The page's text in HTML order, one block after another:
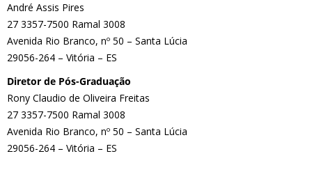
André Assis Pires
27 3357-7500 Ramal 3008
Avenida Rio Branco, nº 50 – Santa Lúcia
29056-264 – Vitória – ES
Diretor de Pós-Graduação
Rony Claudio de Oliveira Freitas
27 3357-7500 Ramal 3008
Avenida Rio Branco, nº 50 – Santa Lúcia
29056-264 – Vitória – ES